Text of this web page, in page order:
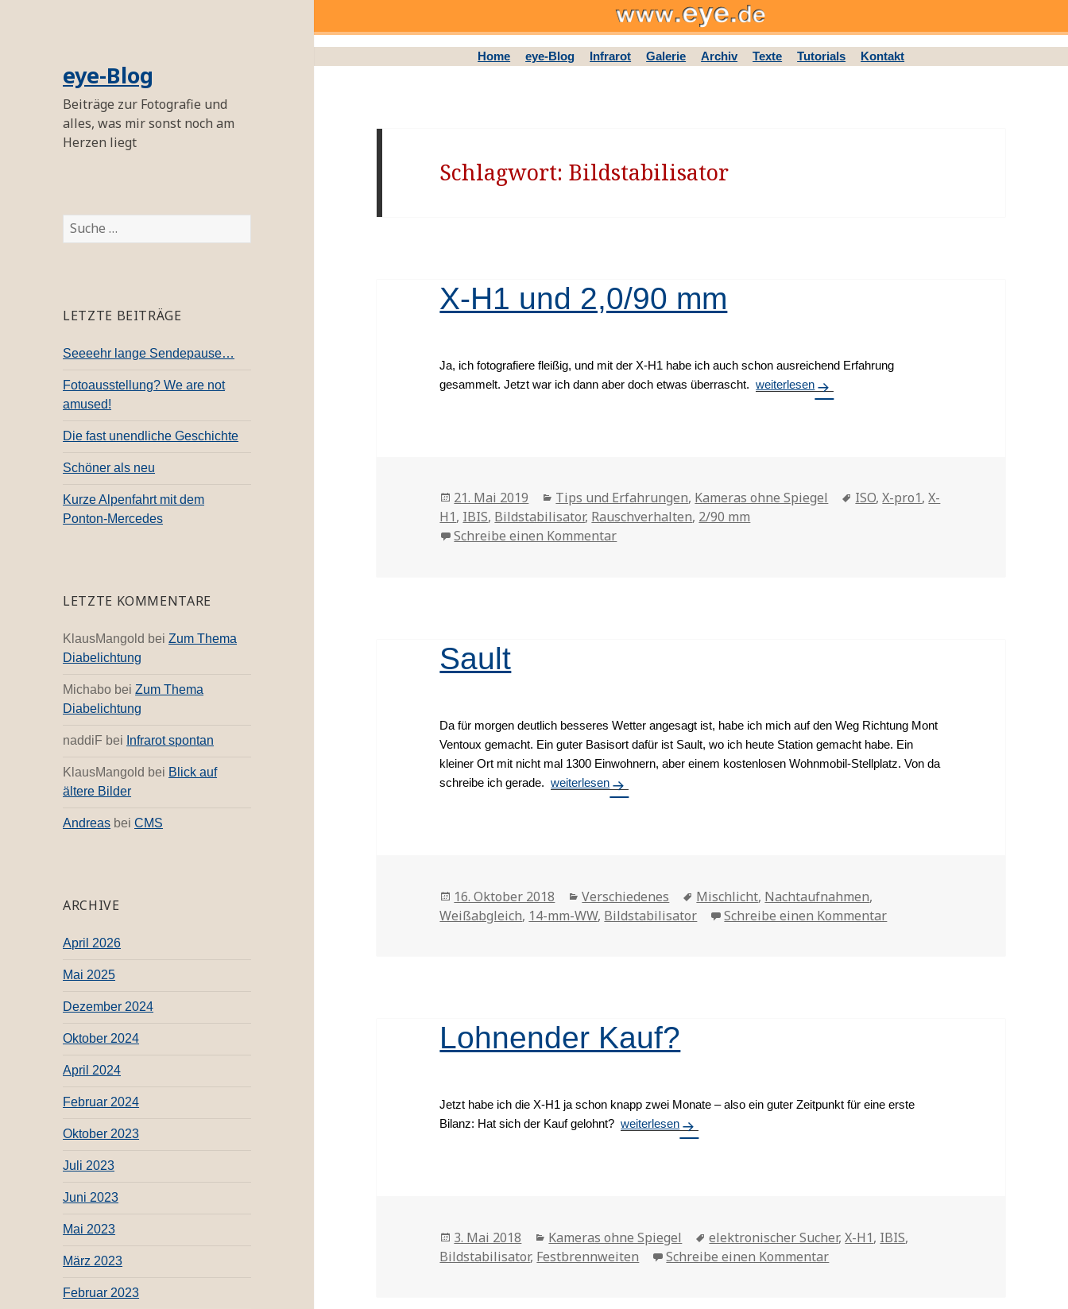
eye-Blog
Beiträge zur Fotografie und
alles, was mir sonst noch am
Herzen liegt
S
u
n
c
:
LETZTE BEITRÄGE
Seeeehr lange Sendepause…
Fotoausstellung? We are not
amused!
Die fast unendliche Geschichte
Schöner als neu
Kurze Alpenfahrt mit dem
Ponton-Mercedes
LETZTE KOMMENTARE
KlausMangold beiZum Thema
Diabelichtung
Michabo beiZum Thema
Diabelichtung
naddiF bei Infrarot spontan
KlausMangold bei Blick auf
ältere Bilder
Andreas beiCMS
ARCHIVE
April 2026
Mai 2025
Dezember 2024
Oktober 2024
April 2024
Februar 2024
Oktober 2023
Juli 2023
Juni 2023
Mai 2023
März 2023
Februar 2023
Home eye-Blog Infrarot Galerie Archiv Texte Tutorials Kontakt
Schlagwort: Bildstabilisator
X-H1 und 2,0/90 mm
Ja, ich fotografiere fleißig, und mit der X-H1 habe ich auch schon ausreichend Erfahrung
gesammelt. Jetzt war ich dann aber doch etwas überrascht.X-H1 und 2,0/90 mm
weiterlesen
Veröffentlicht
am
21. Mai 2019 Kategorien
Tips und Erfahrungen, Kameras ohne Spiegel Tags
ISO,X-pro1,X-
H1, IBIS, Bildstabilisator, Rauschverhalten, 2/90 mm
Schreibe einen Kommentar
Sault
Da für morgen deutlich besseres Wetter angesagt ist, habe ich mich auf den Weg Richtung Mont
Ventoux gemacht. Ein guter Basisort dafür ist Sault, wo ich heute Station gemacht habe. Ein
kleiner Ort mit nicht mal 1300 Einwohnern, aber einem kostenlosen Wohnmobil-Stellplatz. Von da
schreibe ich gerade.Sault
weiterlesen
Veröffentlicht
am
16. Oktober 2018 Kategorien
Verschiedenes Tags
Mischlicht, Nachtaufnahmen,
Weißabgleich, 14-mm-WW, Bildstabilisator Schreibe einen Kommentar
Lohnender Kauf?
Jetzt habe ich die X-H1 ja schon knapp zwei Monate – also ein guter Zeitpunkt für eine erste
Bilanz: Hat sich der Kauf gelohnt?Lohnender Kauf?
weiterlesen
Veröffentlicht
am
3. Mai 2018 Kategorien
Kameras ohne Spiegel Tags
elektronischer Sucher,X-H1, IBIS,
Bildstabilisator, Festbrennweiten Schreibe einen Kommentar